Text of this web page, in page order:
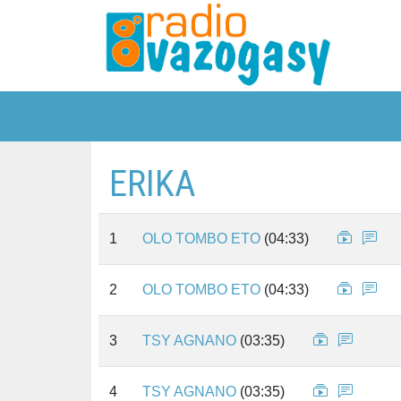
ERIKA
1 OLO TOMBO ETO (04:33)
2 OLO TOMBO ETO (04:33)
3 TSY AGNANO (03:35)
4 TSY AGNANO (03:35)